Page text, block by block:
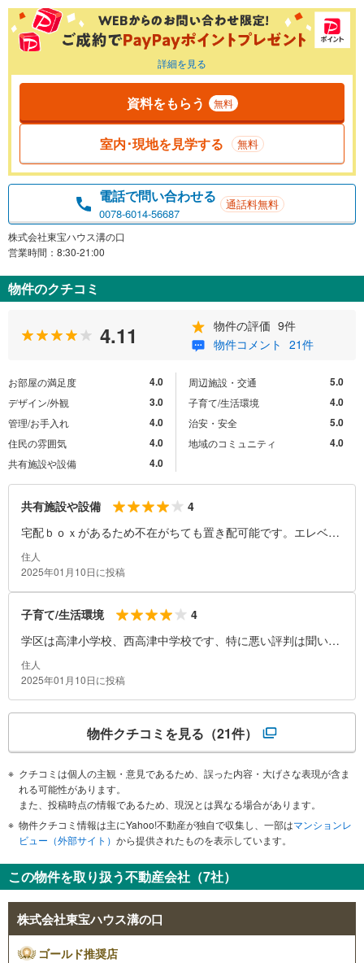
詳細を見る
資料をもらう 無料
室内･現地を見学する 無料
電話で問い合わせる
0078-6014-56687
通話料無料
株式会社東宝ハウス溝の口
営業時間：8:30-21:00
物件のクチコミ
4.11 物件の評価 9件
物件コメント 21件
お部屋の満足度 4.0
デザイン/外観 3.0
管理/お手入れ 4.0
住民の雰囲気 4.0
共有施設や設備 4.0
周辺施設・交通 5.0
子育て/生活環境 4.0
治安・安全 5.0
地域のコミュニティ 4.0
共有施設や設備
4
宅配ｂｏｘがあるため不在がちても置き配可能です。エレベー
ターは1基、築20年以上ですがバリヤフリー設計で年配者も使
いやすい設計です。
住人
2025年01月10日に投稿
子育て/生活環境
4
学区は高津小学校、西高津中学校です、特に悪い評判は聞いた
ことがないです。高津駅前に帝京病院があり、その周りの周り
にある個人病院も何かあれば紹介状も直ぐに書いてもらえるの
住人
2025年01月10日に投稿
物件クチコミを見る （21件）
クチコミは個人の主観・意見であるため、誤った内容・大げさな表現が含ま
れる可能性があります。
また、投稿時点の情報であるため、現況とは異なる場合があります。
物件クチコミ情報は主にYahoo!不動産が独自で収集し、一部はマンションレ
ビュー（外部サイト） から提供されたものを表示しています。
この物件を取り扱う不動産会社（7社）
株式会社東宝ハウス溝の口
ゴールド推奨店